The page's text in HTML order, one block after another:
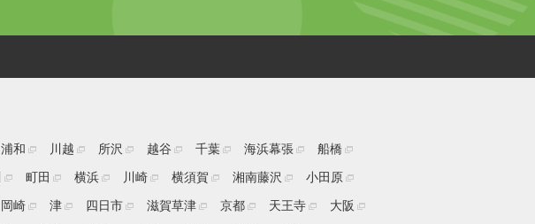
浦和 川越 所沢 越谷 千葉 海浜幕張
船橋
町田 横浜 川崎 横須賀 湘南藤沢
小田原
岡崎 津 四日市 滋賀草津 京都 天王寺
大阪